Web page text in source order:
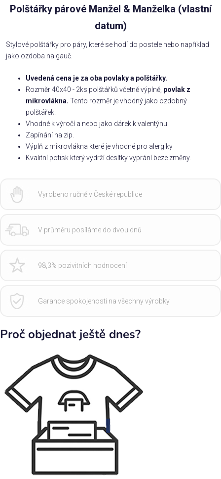
Polštářky párové Manžel & Manželka (vlastní
datum)
Stylové polštářky pro páry, které se hodí do postele nebo například
jako ozdoba na gauč.
Uvedená cena je za oba povlaky a polštářky.
Rozměr 40x40 - 2ks polštářků včetně výplně, povlak z
mikrovlákna. Tento rozměr je vhodný jako ozdobný
polštářek.
Vhodné k výročí a nebo jako dárek k valentýnu.
Zapínání na zip.
Výplň z mikrovlákna které je vhodné pro alergiky
Kvalitní potisk který vydrží desítky vyprání beze změny.
Vyrobeno ručně v České republice
V průměru posíláme do dvou dnů
98,3% pozivitních hodnocení
Garance spokojenosti na všechny výrobky
Proč objednat ještě dnes?